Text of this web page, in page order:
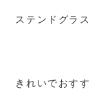
ステンドグラ
きれいでおすす